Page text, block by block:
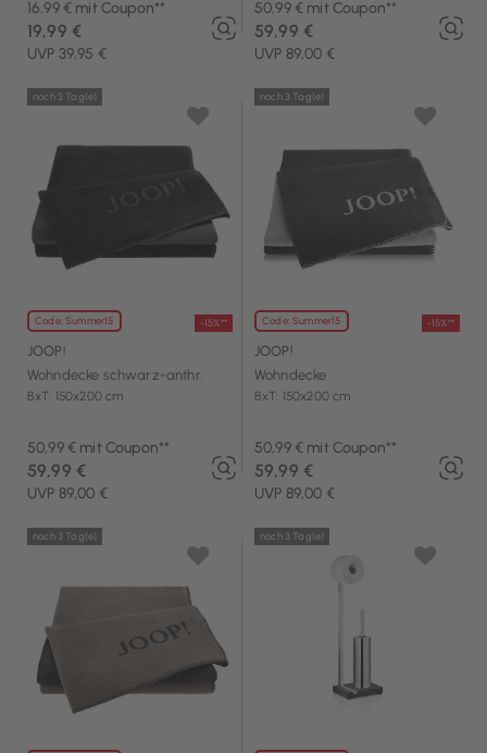
16,99 € mit Coupon**
UVP 39,95 €
19,99 €
50,99 € mit Coupon**
UVP 89,00 €
59,99 €
Code: Summer15 -15%**
noch 3 Tag(e)
JOOP!
Wohndecke schwarz-anthr.
BxT: 150x200 cm
50,99 € mit Coupon**
UVP 89,00 €
59,99 €
Code: Summer15 -15%**
noch 3 Tag(e)
JOOP!
Wohndecke
BxT: 150x200 cm
50,99 € mit Coupon**
UVP 89,00 €
59,99 €
noch 3 Tag(e) noch 3 Tag(e)